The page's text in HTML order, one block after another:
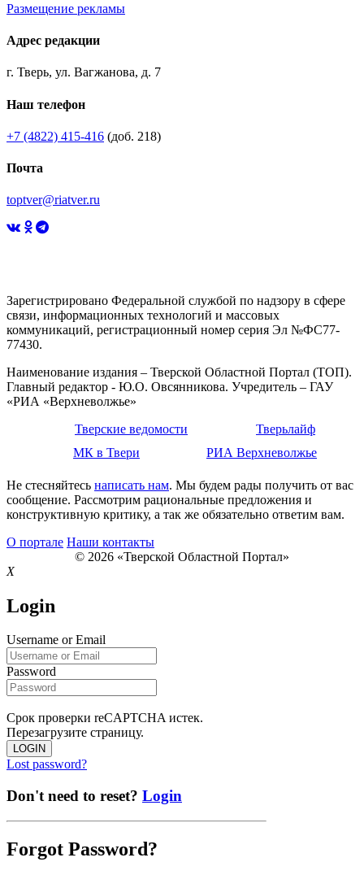
Размещение рекламы
Адрес редакции
г. Тверь, ул. Вагжанова, д. 7
Наш телефон
+7 (4822) 415-416 (доб. 218)
Почта
toptver@riatver.ru
Зарегистрировано Федеральной службой по надзору в сфере
связи, информационных технологий и массовых
коммуникаций, регистрационный номер серия Эл №ФС77-
77430.
Наименование издания – Тверской Областной Портал (ТОП).
Главный редактор - Ю.О. Овсянникова. Учредитель – ГАУ
«РИА «Верхневолжье»
Тверские ведомости
Тверьлайф
МК в Твери
РИА Верхневолжье
Не стесняйтесь написать нам. Мы будем рады получить от вас
сообщение. Рассмотрим рациональные предложения и
конструктивную критику, а так же обязательно ответим вам.
О портале Наши контакты
© 2026 «Тверской Областной Портал»
X
Login
Username or Email
Password
Срок проверки reCAPTCHA истек.
Перезагрузите страницу.
LOGIN
Lost password?
Don't need to reset? Login
Forgot Password?